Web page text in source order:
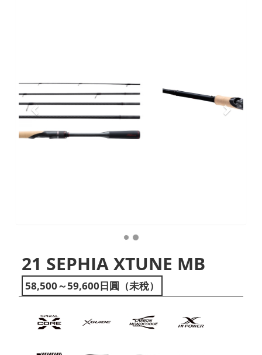
21 SEPHIA XTUNE MB
58,500～59,600日圓（未稅）